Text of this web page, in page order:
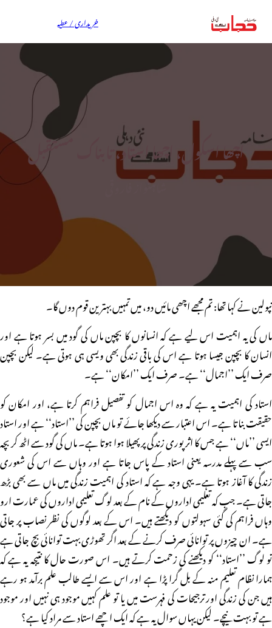
خریداری / عطیہ
اچھا اسکول، اچھا استاد، تابناک مستقبل
شاہنواز فاروقی
نپولین نے کہا تھا: تم مجھے اچھی مائیں دو، میں تمہیں بہترین قوم دوں گا۔
ماں کی یہ اہمیت اس لیے ہے کہ انسانوں کا بچپن ماں کی گود میں بسر ہوتا ہے اور
انسان کا بچپن جیسا ہوتا ہے اس کی باقی زندگی بھی ویسی ہی ہوتی ہے۔ لیکن بچپن
صرف ایک ’’اجمال‘‘ ہے۔ صرف ایک ’’امکان‘‘ ہے۔
استاد کی اہمیت یہ ہے کہ وہ اس اجمال کو تفصیل فراہم کرتا ہے، اور امکان کو
حقیقت بناتا ہے۔ اس اعتبار سے دیکھا جائے تو ماں بچپن کی ’’استاد‘‘ ہے اور استاد
ایسی ’’ماں‘‘ ہے جس کا اثر پوری زندگی پر پھیلا ہوا ہوتا ہے۔ ماں کی گود سے اٹھ کر بچہ
سب سے پہلے مدرسہ یعنی استاد کے پاس جاتا ہے اور وہاں سے اس کی شعوری
زندگی کا آغاز ہوتا ہے۔ یہی وجہ ہے کہ استاد کی اہمیت زندگی میں ماں سے بھی بڑھ
جاتی ہے۔ جب کہ تعلیمی اداروں کے نام کے بعد لوگ تعلیمی اداروں کی عمارت ارو
وہاں فراہم کی گئی سہولتوں کو دیکھتے ہیں۔ اس کے بعد لوگوں کی نظر نصاب پر جاتی
ہے۔ ان چیزوں پر توانائی صرف کرنے کے بعد اگر تھوڑی بہت توانائی بچ جاتی ہے
تو لوگ ’’استاد‘‘ کو دیکھنے کی زحمت کرتے ہیں۔ اس صورت حال کا نتیجہ یہ ہے کہ
ہمارا نظام تعلیم منہ کے بل گرا پڑا ہے اور اس سے ایسے طالب علم برآمد ہو رہے
ہیں جن کی زندگی اور ترجیحات کی فہرست میں یا تو علم کہیں موجود ہی نہیں اور موجود
ہے تو بہت نیچے۔ لیکن یہاں سوال یہ ہے کہ ایک اچھے استاد سے مراد کیا ہے؟